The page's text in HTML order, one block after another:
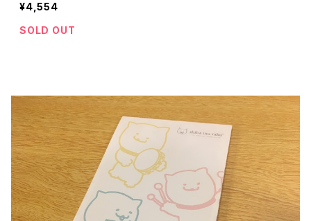
¥4,554
SOLD OUT